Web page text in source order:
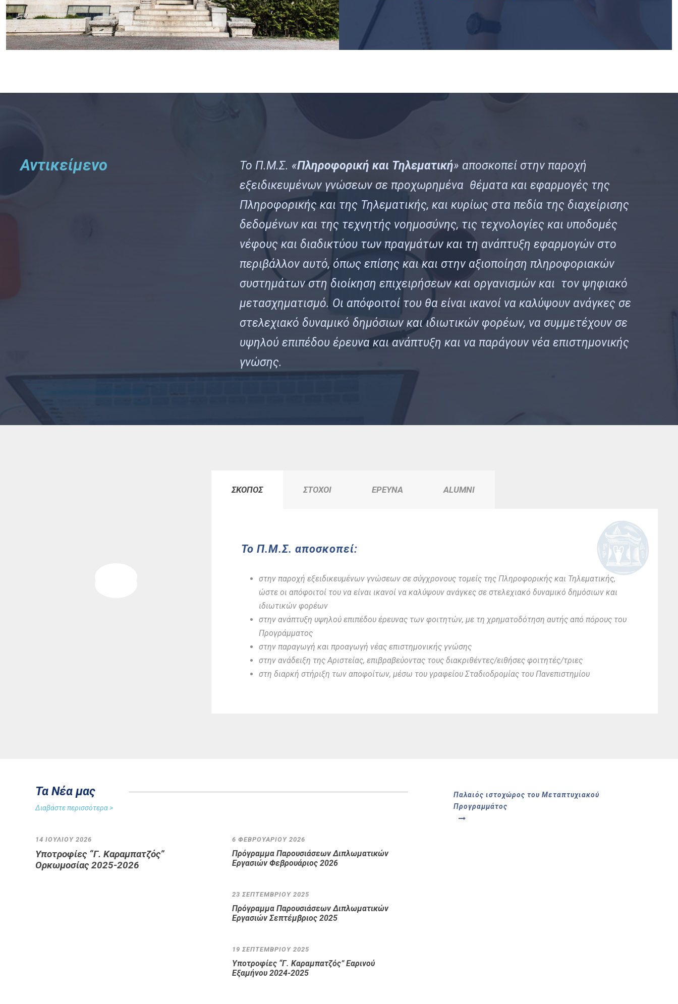
Αντικείμενο Το Π.Μ.Σ. «Πληροφορική και Τηλεματική» αποσκοπεί στην παροχή
εξειδικευμένων γνώσεων σε προχωρημένα θέματα και εφαρμογές της
Πληροφορικής και της Τηλεματικής, και κυρίως στα πεδία της διαχείρισης
δεδομένων και της τεχνητής νοημοσύνης, τις τεχνολογίες και υποδομές
νέφους και διαδικτύου των πραγμάτων και τη ανάπτυξη εφαρμογών στο
περιβάλλον αυτό, όπως επίσης και και στην αξιοποίηση πληροφοριακών
συστημάτων στη διοίκηση επιχειρήσεων και οργανισμών και τον ψηφιακό
μετασχηματισμό. Οι απόφοιτοί του θα είναι ικανοί να καλύψουν ανάγκες σε
στελεχιακό δυναμικό δημόσιων και ιδιωτικών φορέων, να συμμετέχουν σε
υψηλού επιπέδου έρευνα και ανάπτυξη και να παράγουν νέα επιστημονικής
γνώσης.
ΣΚΟΠΟΣ ΣΤΟΧΟΙ ΕΡΕΥΝΑ ALUMNI
Το Π.Μ.Σ. αποσκοπεί:
στην παροχή εξειδικευμένων γνώσεων σε σύγχρονους τομείς της Πληροφορικής και Τηλεματικής,
ώστε οι απόφοιτοί του να είναι ικανοί να καλύψουν ανάγκες σε στελεχιακό δυναμικό δημόσιων και
ιδιωτικών φορέων
στην ανάπτυξη υψηλού επιπέδου έρευνας των φοιτητών, με τη χρηματοδότηση αυτής από πόρους του
Προγράμματος
στην παραγωγή και προαγωγή νέας επιστημονικής γνώσης
στην ανάδειξη της Αριστείας, επιβραβεύοντας τους διακριθέντες/ειθήσες φοιτητές/τριες
στη διαρκή στήριξη των αποφοίτων, μέσω του γραφείου Σταδιοδρομίας του Πανεπιστημίου
Τα Νέα μας
Διαβάστε περισσότερα >
14 ΙΟΥΛΊΟΥ 2026
Υποτροφίες “Γ. Καραμπατζός”
Ορκωμοσίας 2025-2026
6 ΦΕΒΡΟΥΑΡΊΟΥ 2026
Πρόγραμμα Παρουσιάσεων Διπλωματικών
Εργασιών Φεβρουάριος 2026
23 ΣΕΠΤΕΜΒΡΊΟΥ 2025
Πρόγραμμα Παρουσιάσεων Διπλωματικών
Εργασιών Σεπτέμβριος 2025
19 ΣΕΠΤΕΜΒΡΊΟΥ 2025
Υποτροφίες “Γ. Καραμπατζός” Εαρινού
Εξαμήνου 2024-2025
Παλαιός ιστοχώρος του Μεταπτυχιακού
Προγραμμάτος